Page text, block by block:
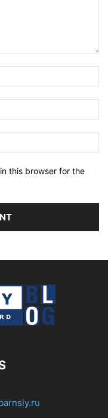
this browser for the